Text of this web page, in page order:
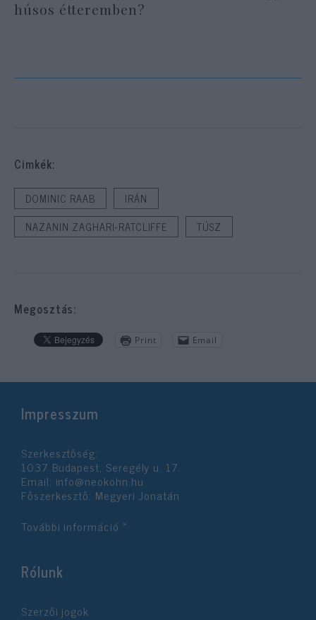
húsos étteremben?
Cimkék:
DOMINIC RAAB
IRÁN
NAZANIN ZAGHARI-RATCLIFFE
TÚSZ
Megosztás:
Print Email
Impresszum
Szerkesztőség:
1037 Budapest, Seregély u. 17.
Email: info@neokohn.hu
Főszerkesztő: Megyeri Jonatán
További információ »
Rólunk
Szerzői jogok